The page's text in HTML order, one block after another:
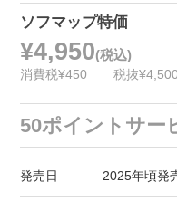
ソフマップ特価
¥4,950(税込)
消費税¥450 税抜¥4,500
50ポイントサー
発売日 2025年頃発